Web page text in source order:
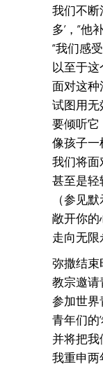
我们不断
多’，”他
“我们感
以至于这
面对这种
试图用无
要倾听它
像孩子一
我们将面
甚至是
（参见
敞开你的
走向无限
弥撒结束
教宗邀请
参加世界
青年们的
并将把我
我重申两